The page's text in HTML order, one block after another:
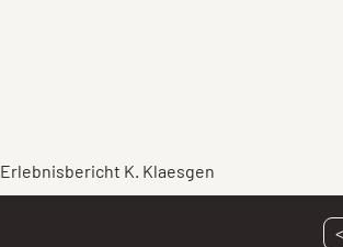
Erlebnisbericht K. Klaesgen
<